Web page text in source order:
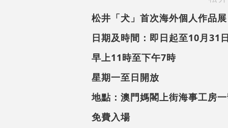
松井「犬」首次海外個人作品
日期及時間：即日起至10月31
早上11時至下午7時
星期一至日開放
地點：澳門媽閣上街海事工房
免費入場